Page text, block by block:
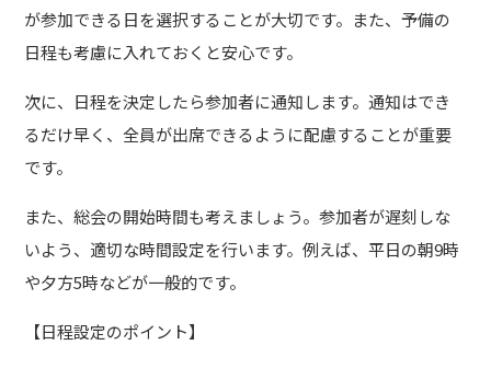
が参加できる日を選択することが大切です。また、予備の
日程も考慮に入れておくと安心です。
次に、日程を決定したら参加者に通知します。通知はでき
るだけ早く、全員が出席できるように配慮することが重要
です。
また、総会の開始時間も考えましょう。参加者が遅刻しな
いよう、適切な時間設定を行います。例えば、平日の朝9時
や夕方5時などが一般的です。
【日程設定のポイント】